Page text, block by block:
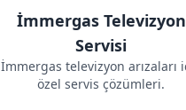
İmmergas Televizyon
Servisi
İmmergas televizyon arızaları
özel servis çözümleri.